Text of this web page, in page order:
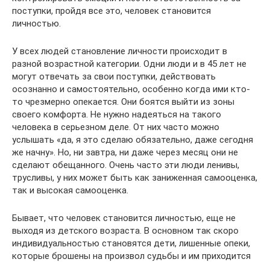
поступки, пройдя все это, человек становится
личностью.
У всех людей становление личности происходит в
разной возрастной категории. Одни люди и в 45 лет не
могут отвечать за свои поступки, действовать
осознанно и самостоятельно, особенно когда ими кто-
то чрезмерно опекается. Они боятся выйти из зоны
своего комфорта. Не нужно надеяться на такого
человека в серьезном деле. От них часто можно
услышать «да, я это сделаю обязательно, даже сегодня
же начну». Но, ни завтра, ни даже через месяц они не
сделают обещанного. Очень часто эти люди ленивы,
трусливы, у них может быть как заниженная самооценка,
так и высокая самооценка.
Бывает, что человек становится личностью, еще не
выходя из детского возраста. В основном так скоро
индивидуальностью становятся дети, лишенные опеки,
которые брошены на произвол судьбы и им приходится